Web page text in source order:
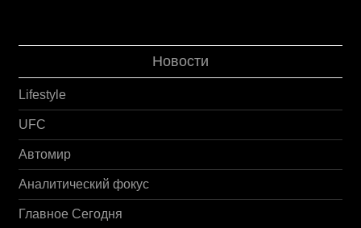
Новости
Lifestyle
UFC
Автомир
Аналитический фокус
Главное Сегодня